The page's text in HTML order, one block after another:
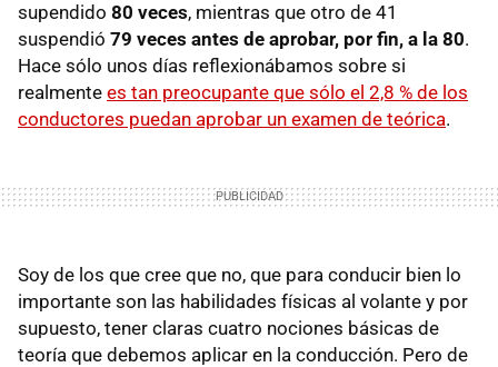
supendido 80 veces, mientras que otro de 41
suspendió 79 veces antes de aprobar, por fin, a la 80.
Hace sólo unos días reflexionábamos sobre si
realmente es tan preocupante que sólo el 2,8 % de los
conductores puedan aprobar un examen de teórica.
Soy de los que cree que no, que para conducir bien lo
importante son las habilidades físicas al volante y por
supuesto, tener claras cuatro nociones básicas de
teoría que debemos aplicar en la conducción. Pero de